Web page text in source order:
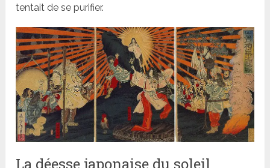
tentait de se purifier.
La déesse japonaise du soleil